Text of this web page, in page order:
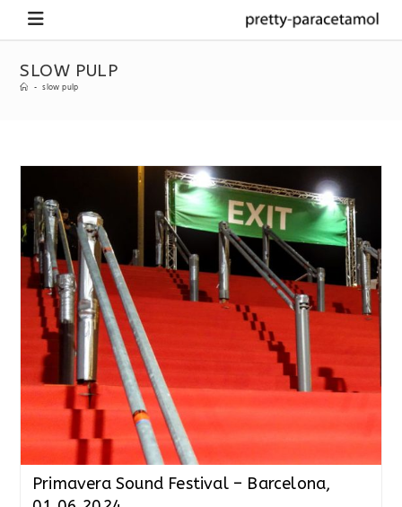
SLOW PULP
- slow pulp
Primavera Sound Festival – Barcelona,